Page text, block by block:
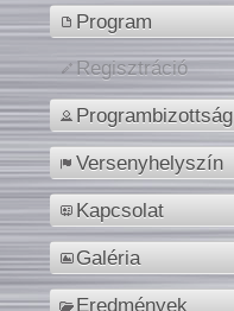
Program
Regisztráció
Programbizottság
Versenyhelyszín
Kapcsolat
Galéria
Eredmények